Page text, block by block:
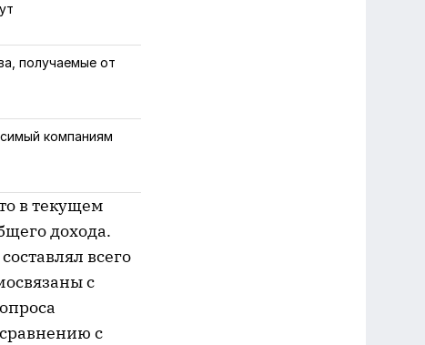
получаемые от
компаниям
в текущем
дохода.
всего
с
с